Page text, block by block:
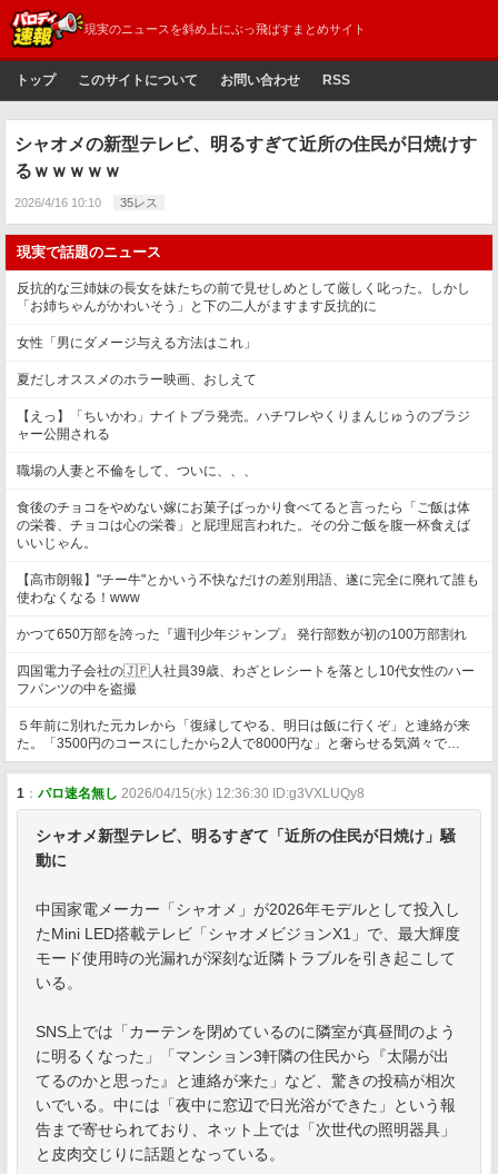
現実のニュースを斜め上にぶっ飛ばすまとめサイト
トップ このサイトについて お問い合わせ RSS
シャオメの新型テレビ、明るすぎて近所の住民が日焼けす
るｗｗｗｗｗ
2026/4/16 10:10 35レス
現実で話題のニュース
反抗的な三姉妹の長女を妹たちの前で見せしめとして厳しく叱った。しかし
「お姉ちゃんがかわいそう」と下の二人がますます反抗的に
女性「男にダメージ与える方法はこれ」
夏だしオススメのホラー映画、おしえて
【えっ】「ちいかわ」ナイトブラ発売。ハチワレやくりまんじゅうのブラジ
ャー公開される
職場の人妻と不倫をして、ついに、、、
食後のチョコをやめない嫁にお菓子ばっかり食べてると言ったら「ご飯は体
の栄養、チョコは心の栄養」と屁理屈言われた。その分ご飯を腹一杯食えば
いいじゃん。
【高市朗報】"チー牛"とかいう不快なだけの差別用語、遂に完全に廃れて誰も
使わなくなる！www
かつて650万部を誇った『週刊少年ジャンプ』 発行部数が初の100万部割れ
四国電力子会社の🇯🇵人社員39歳、わざとレシートを落とし10代女性のハー
フパンツの中を盗撮
５年前に別れた元カレから「復縁してやる、明日は飯に行くぞ」と連絡が来
た。「3500円のコースにしたから2人で8000円な」と奢らせる気満々で…
1 ： パロ速名無し 2026/04/15(水) 12:36:30 ID:g3VXLUQy8
シャオメ新型テレビ、明るすぎて「近所の住民が日焼け」騒
動に
中国家電メーカー「シャオメ」が2026年モデルとして投入し
たMini LED搭載テレビ「シャオメビジョンX1」で、最大輝度
モード使用時の光漏れが深刻な近隣トラブルを引き起こして
いる。
SNS上では「カーテンを閉めているのに隣室が真昼間のよう
に明るくなった」「マンション3軒隣の住民から『太陽が出
てるのかと思った』と連絡が来た」など、驚きの投稿が相次
いでいる。中には「夜中に窓辺で日光浴ができた」という報
告まで寄せられており、ネット上では「次世代の照明器具」
と皮肉交じりに話題となっている。